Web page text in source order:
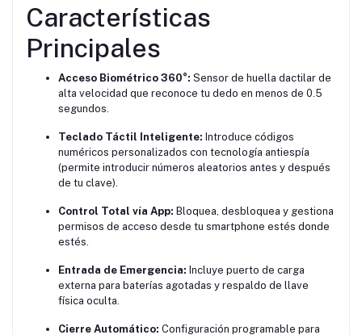
Características
Principales
Acceso Biométrico 360°: Sensor de huella dactilar de
alta velocidad que reconoce tu dedo en menos de 0.5
segundos.
Teclado Táctil Inteligente: Introduce códigos
numéricos personalizados con tecnología antiespía
(permite introducir números aleatorios antes y después
de tu clave).
Control Total vía App: Bloquea, desbloquea y gestiona
permisos de acceso desde tu smartphone estés donde
estés.
Entrada de Emergencia: Incluye puerto de carga
externa para baterías agotadas y respaldo de llave
física oculta.
Cierre Automático: Configuración programable para